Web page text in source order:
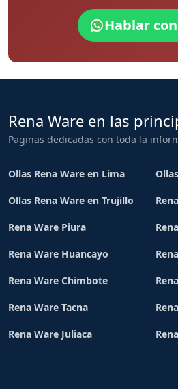
Hablar
Rena Ware en las
Paginas dedicadas con toda la
Ollas Rena Ware en Lima
Ollas Rena Ware en Trujillo
Rena Ware Piura
Rena Ware Huancayo
Rena Ware Chimbote
Rena Ware Tacna
Rena Ware Juliaca